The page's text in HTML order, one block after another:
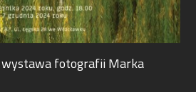
wystawa fotografii Marka